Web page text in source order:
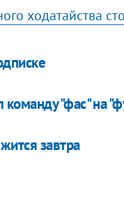
ходатайства
"фас" на
завтра